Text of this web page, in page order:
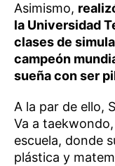
Asimismo,
la Universidad
clases de
campeón
sueña con ser
A la par de ello,
Va a
escuela, donde
plástica y